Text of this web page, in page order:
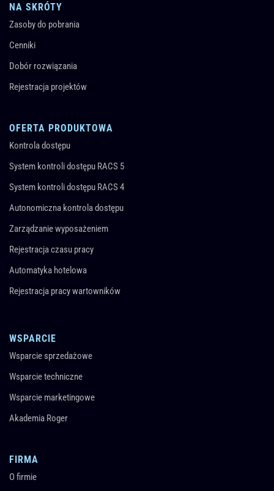
NA SKRÓTY
Zasoby do pobrania
Cenniki
Dobór rozwiązania
Rejestracja projektów
OFERTA PRODUKTOWA
Kontrola dostępu
System kontroli dostępu RACS 5
System kontroli dostępu RACS 4
Autonomiczna kontrola dostępu
Zarządzanie wyposażeniem
Rejestracja czasu pracy
Automatyka hotelowa
Rejestracja pracy wartowników
WSPARCIE
Wsparcie sprzedażowe
Wsparcie techniczne
Wsparcie marketingowe
Akademia Roger
FIRMA
O firmie